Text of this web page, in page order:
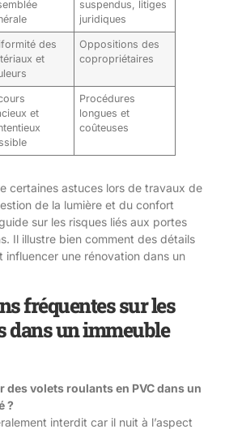
suspendus, litiges
juridiques
des
et
Oppositions des
copropriétaires
et
Procédures
longues et
coûteuses
certaines astuces lors de travaux de
de la lumière et du confort
sur les risques liés aux portes
. Il illustre bien comment des détails
une rénovation dans un
fréquentes sur les
dans un immeuble
des volets roulants en PVC dans un
?
interdit car il nuit à l’aspect